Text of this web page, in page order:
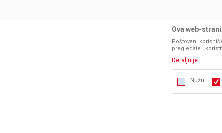
Ova web-
Poštovani
pregledate i
Detaljnije
Nužni